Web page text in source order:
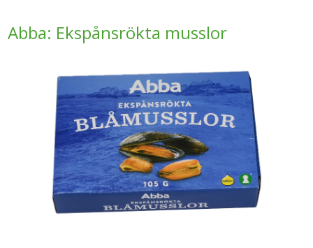
Abba: Ekspånsrökta musslor